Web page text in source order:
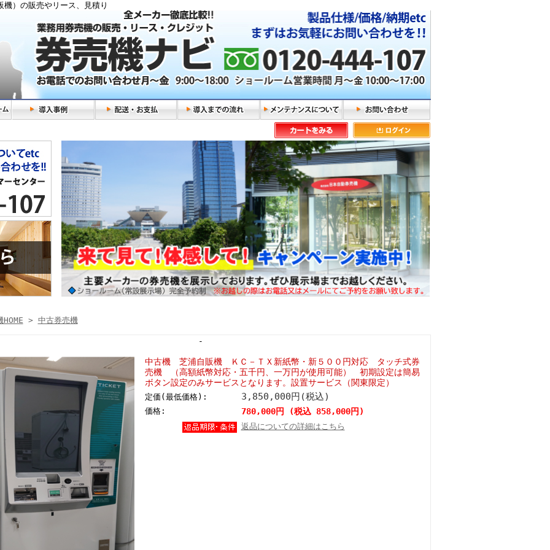
）の販売やリース、見積り
> 中古券売機
-
中古機 芝浦自販機 ＫＣ－ＴＸ新紙幣・新５００円対応 タッチ式券
売機 （高額紙幣対応・五千円、一万円が使用可能） 初期設定は簡易
ボタン設定のみサービスとなります。設置サービス（関東限定）
定価(最低価格): 3,850,000円(税込)
価格: 780,000円 (税込 858,000円)
返品についての詳細はこちら